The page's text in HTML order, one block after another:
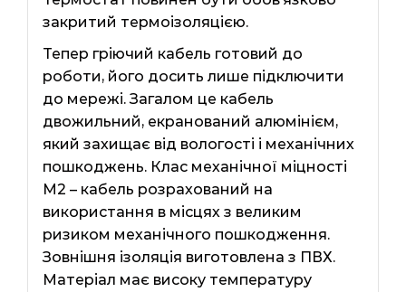
закритий термоізоляцією.
Тепер гріючий кабель готовий до
роботи, його досить лише підключити
до мережі. Загалом це кабель
двожильний, екранований алюмінієм,
який захищає від вологості і механічних
пошкоджень. Клас механічної міцності
М2 – кабель розрахований на
використання в місцях з великим
ризиком механічного пошкодження.
Зовнішня ізоляція виготовлена ​​з ПВХ.
Матеріал має високу температуру